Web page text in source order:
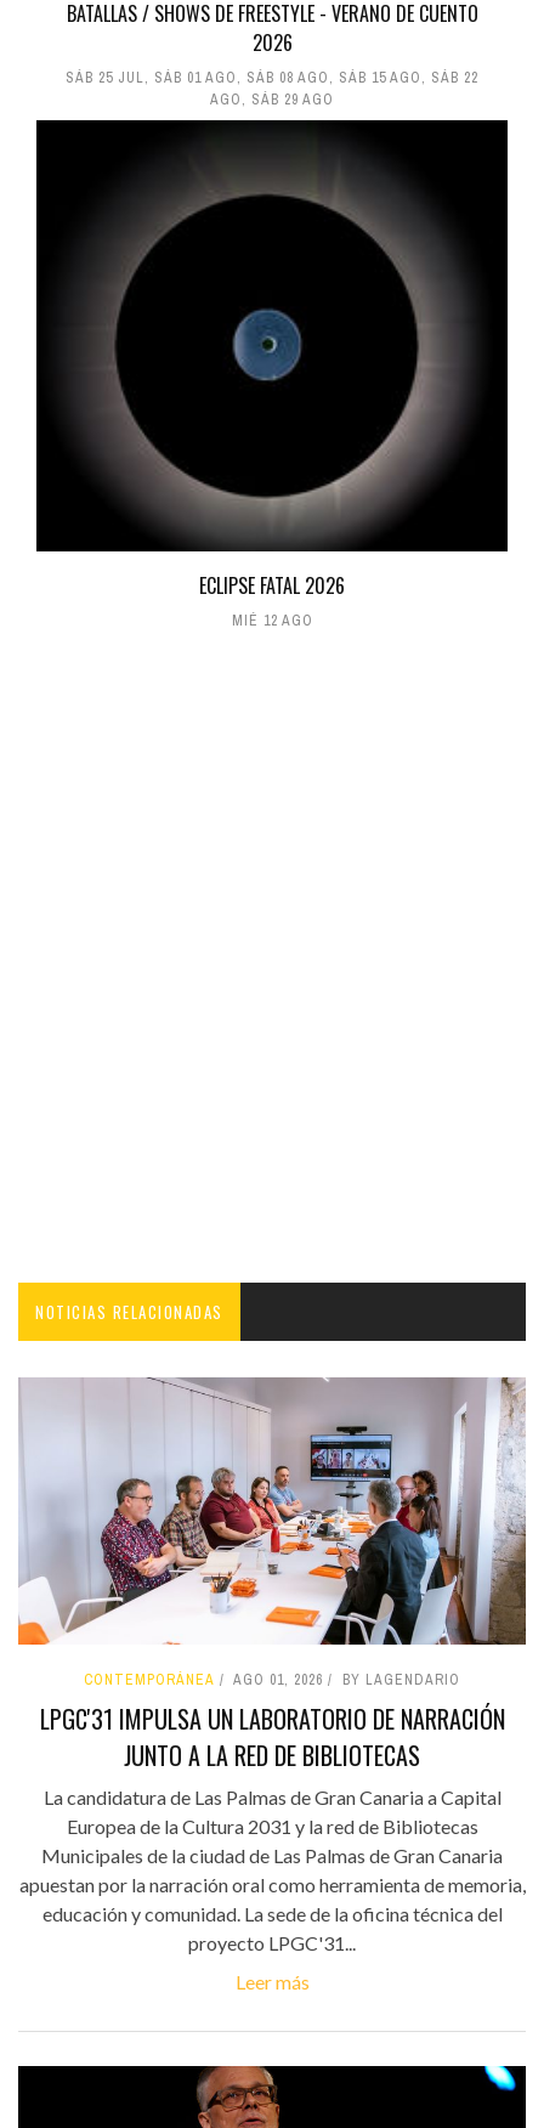
BATALLAS / SHOWS DE FREESTYLE - VERANO DE CUENTO
2026
SÁB 25 JUL, SÁB 01 AGO, SÁB 08 AGO, SÁB 15 AGO, SÁB 22
AGO, SÁB 29 AGO
ECLIPSE FATAL 2026
MIÉ 12 AGO
NOTICIAS RELACIONADAS
CONTEMPORÁNEA AGO 01, 2026 BY LAGENDARIO
LPGC'31 IMPULSA UN LABORATORIO DE NARRACIÓN
JUNTO A LA RED DE BIBLIOTECAS
La candidatura de Las Palmas de Gran Canaria a Capital
Europea de la Cultura 2031 y la red de Bibliotecas
Municipales de la ciudad de Las Palmas de Gran Canaria
apuestan por la narración oral como herramienta de memoria,
educación y comunidad. La sede de la oficina técnica del
proyecto LPGC'31...
Leer más